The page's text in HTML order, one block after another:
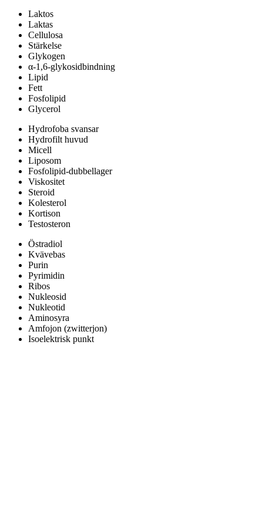
Laktos
Laktas
Cellulosa
Stärkelse
Glykogen
α-1,6-glykosidbindning
Lipid
Fett
Fosfolipid
Glycerol
Hydrofoba svansar
Hydrofilt huvud
Micell
Liposom
Fosfolipid-dubbellager
Viskositet
Steroid
Kolesterol
Kortison
Testosteron
Östradiol
Kvävebas
Purin
Pyrimidin
Ribos
Nukleosid
Nukleotid
Aminosyra
Amfojon (zwitterjon)
Isoelektrisk punkt